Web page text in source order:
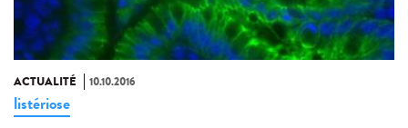
ACTUALITÉ 10.10.2016
listériose